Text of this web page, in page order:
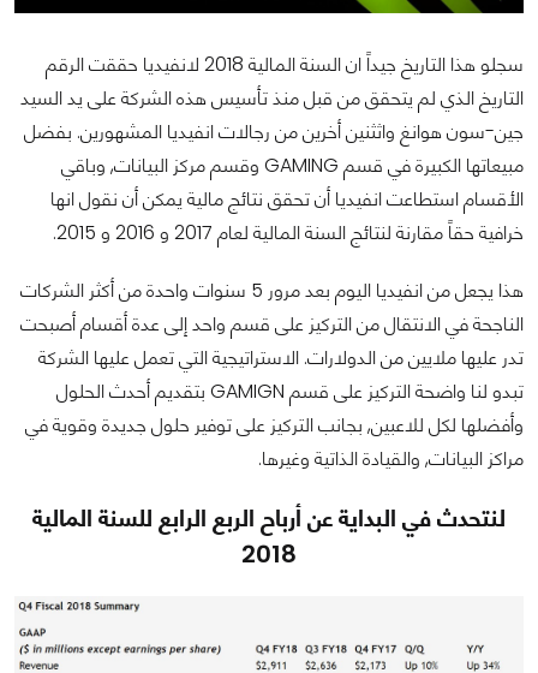
سجلو هذا التاريخ جيداً ان السنة المالية 2018 لانفيديا حققت الرقم
التاريخ الذي لم يتحقق من قبل منذ تأسيس هذه الشركة على يد السيد
جين-سون هوانغ واثثنين أخرين من رجالات انفيديا المشهورين. بفضل
مبيعاتها الكبيرة في قسم GAMING وقسم مركز البيانات, وباقي
الأقسام استطاعت انفيديا أن تحقق نتائج مالية يمكن أن نقول انها
خرافية حقاً مقارنة لنتائج السنة المالية لعام 2017 و 2016 و 2015.
هذا يجعل من انفيديا اليوم بعد مرور 5 سنوات واحدة من أكثر الشركات
الناجحة في الانتقال من التركيز على قسم واحد إلى عدة أقسام أصبحت
تدر عليها ملايين من الدولارات. الاستراتيجية التي تعمل عليها الشركة
تبدو لنا واضحة التركيز على قسم GAMIGN بتقديم أحدث الحلول
وأفضلها لكل للاعبين, بجانب التركيز على توفير حلول جديدة وقوية في
مراكز البيانات, والقيادة الذاتية وغيرها.
لنتحدث في البداية عن أرباح الربع الرابع للسنة المالية
2018